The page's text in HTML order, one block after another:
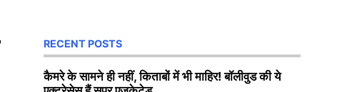
RECENT POSTS
कैमरे के सामने ही नहीं, किताबों में भी माहिर! बॉलीवुड की ये